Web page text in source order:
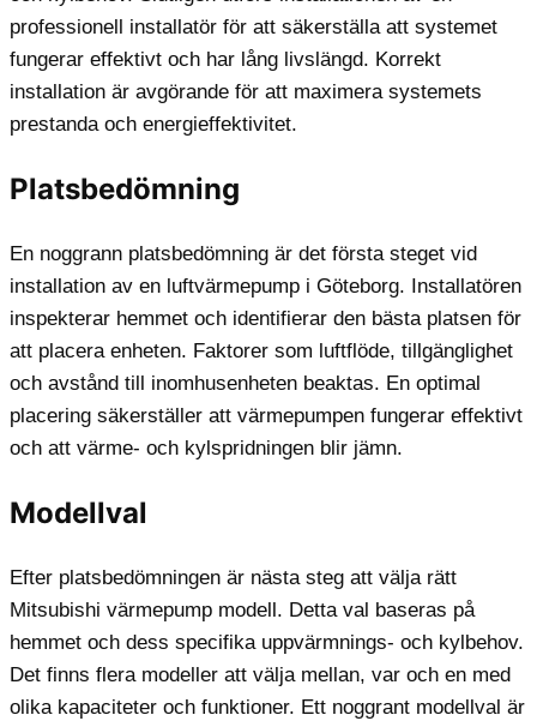
professionell installatör för att säkerställa att systemet
fungerar effektivt och har lång livslängd. Korrekt
installation är avgörande för att maximera systemets
prestanda och energieffektivitet.
Platsbedömning
En noggrann platsbedömning är det första steget vid
installation av en luftvärmepump i Göteborg. Installatören
inspekterar hemmet och identifierar den bästa platsen för
att placera enheten. Faktorer som luftflöde, tillgänglighet
och avstånd till inomhusenheten beaktas. En optimal
placering säkerställer att värmepumpen fungerar effektivt
och att värme- och kylspridningen blir jämn.
Modellval
Efter platsbedömningen är nästa steg att välja rätt
Mitsubishi värmepump modell. Detta val baseras på
hemmet och dess specifika uppvärmnings- och kylbehov.
Det finns flera modeller att välja mellan, var och en med
olika kapaciteter och funktioner. Ett noggrant modellval är